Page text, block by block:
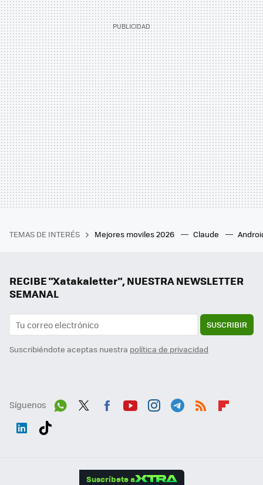
TEMAS DE INTERÉS Mejores moviles 2026 Claude
RECIBE "Xatakaletter", NUESTRA NEWSLETTER
SEMANAL
SUSCRIBIR
Suscribiéndote aceptas nuestra política de privacidad
Síguenos
Suscríbete a